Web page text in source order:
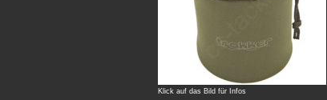
Klick auf das Bild für Infos